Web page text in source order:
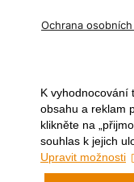
Ochrana
K vyhodnocování
obsahu a reklam
klikněte na
souhlas k jejich
Upravit možnosti